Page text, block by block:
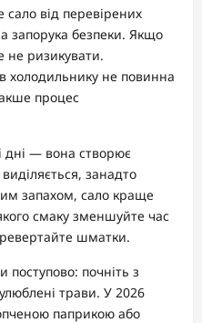
сало від перевірених
запорука безпеки. Якщо
не ризикувати.
холодильнику не повинна
процес
дні — вона створює
занадто
запахом, сало краще
смаку зменшуйте час
шматки.
поступово: почніть з
трави. У 2026
паприкою або